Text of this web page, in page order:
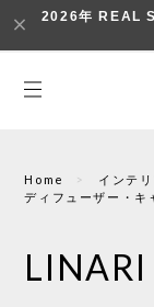
2026年 REAL
Home
イ
ディフューザー・キ
LINARI